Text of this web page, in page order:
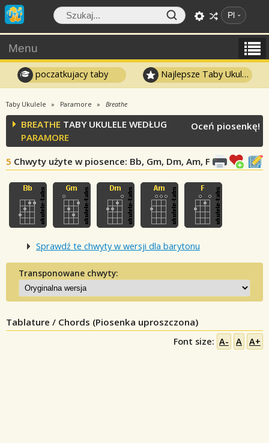
Pl
Menu
poczatkujacy taby Najlepsze Taby Ukulele
Taby Ukulele Paramore Breathe
BREATHE TABY UKULELE WEDŁUG
PARAMORE
5 Chwyty użyte w piosence: Bb, Gm, Dm, Am, F
Oceń piosenkę!
Sprawdź te chwyty w wersji dla barytonu
Transponowane chwyty:
Tablature / Chords (Piosenka uproszczona)
Font size: A- A A+